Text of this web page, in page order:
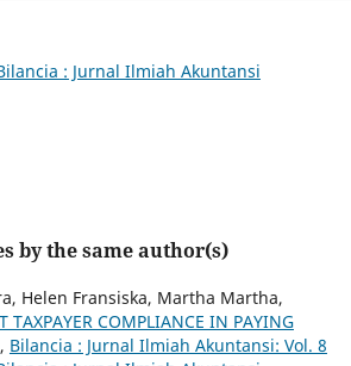
: Jurnal Ilmiah Akuntansi
by the same author(s)
Helen Fransiska, Martha Martha,
TAXPAYER COMPLIANCE IN PAYING
, Bilancia : Jurnal Ilmiah Akuntansi: Vol. 8